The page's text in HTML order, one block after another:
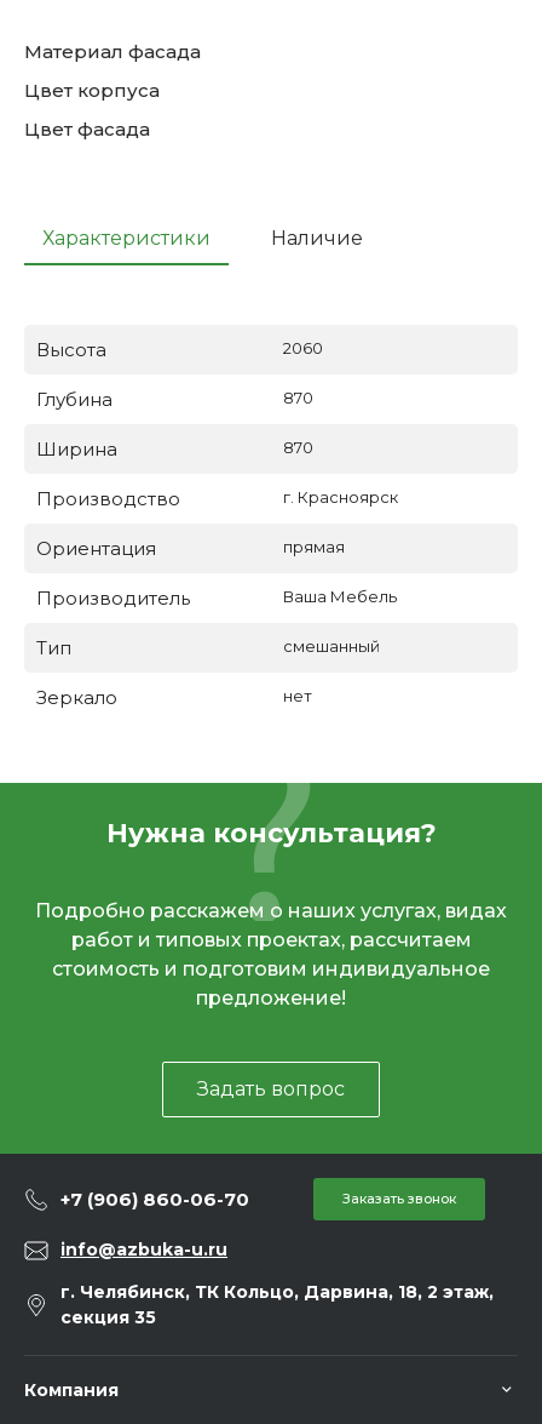
Материал фасада
Цвет корпуса
Цвет фасада
Характеристики Наличие
Высота 2060
Глубина 870
Ширина 870
Производство г. Красноярск
Ориентация прямая
Производитель Ваша Мебель
Тип смешанный
Зеркало нет
Нужна консультация?
Подробно расскажем о наших услугах, видах
работ и типовых проектах, рассчитаем
стоимость и подготовим индивидуальное
предложение!
Задать вопрос
+7 (906) 860-06-70 Заказать звонок
info@azbuka-u.ru
г. Челябинск, ТК Кольцо, Дарвина, 18, 2 этаж,
секция 35
Компания